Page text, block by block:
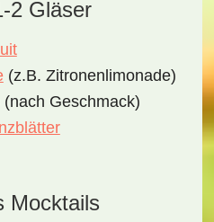
2 Gläser
(z.B. Zitronenlimonade)
Geschmack)
Mocktails